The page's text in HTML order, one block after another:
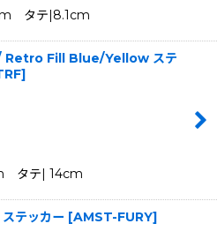
タテ|8.1cm
Retro Fill Blue/Yellow ステ
]
タテ| 14cm
テッカー [AMST-FURY]